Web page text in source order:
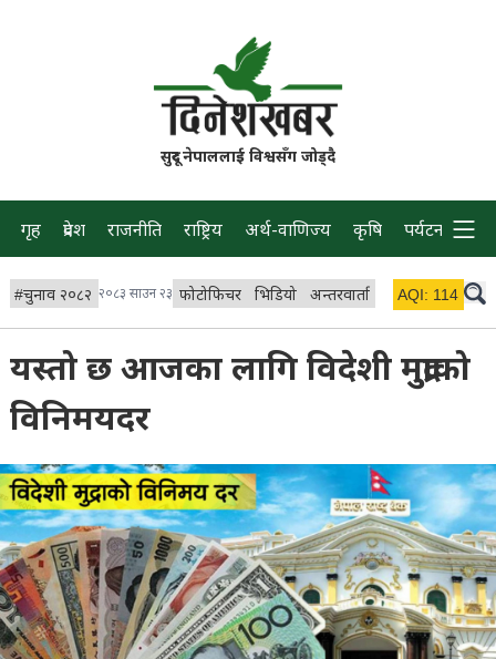
सुदूर नेपाललाई विश्वसँग जोड्दै
गृह प्रदेश राजनीति राष्ट्रिय अर्थ-वाणिज्य कृषि पर्यटन प्रवास
#चुनाव २०८२ २०८३ साउन २३ फोटोफिचर भिडियो अन्तरवार्ता विचार/ब्लग
AQI: 114
यस्तो छ आजका लागि विदेशी मुद्राको
विनिमयदर